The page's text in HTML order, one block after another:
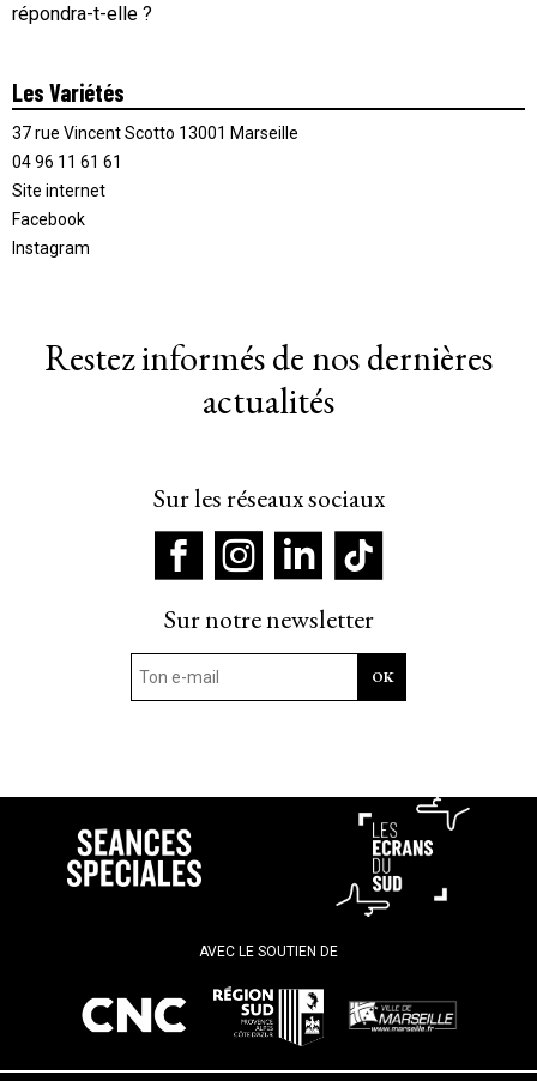
répondra-t-elle ?
Les Variétés
37 rue Vincent Scotto 13001 Marseille
04 96 11 61 61
Site internet
Facebook
Instagram
Restez informés de nos dernières
actualités
Sur les réseaux sociaux
Sur notre newsletter
AVEC LE SOUTIEN DE